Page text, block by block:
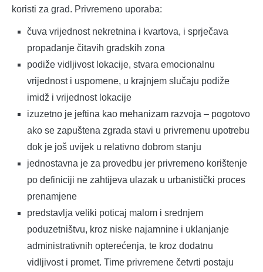
koristi za grad. Privremeno uporaba:
čuva vrijednost nekretnina i kvartova, i sprječava
propadanje čitavih gradskih zona
podiže vidljivost lokacije, stvara emocionalnu
vrijednost i uspomene, u krajnjem slučaju podiže
imidž i vrijednost lokacije
izuzetno je jeftina kao mehanizam razvoja – pogotovo
ako se zapuštena zgrada stavi u privremenu upotrebu
dok je još uvijek u relativno dobrom stanju
jednostavna je za provedbu jer privremeno korištenje
po definiciji ne zahtijeva ulazak u urbanistički proces
prenamjene
predstavlja veliki poticaj malom i srednjem
poduzetništvu, kroz niske najamnine i uklanjanje
administrativnih opterećenja, te kroz dodatnu
vidljivost i promet. Time privremene četvrti postaju